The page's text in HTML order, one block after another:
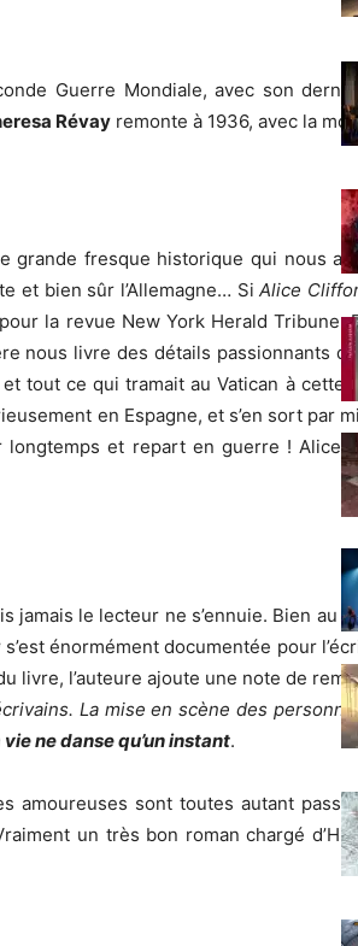
Guerre Mondiale, avec son
Révay remonte à 1936, avec la
grande fresque historique qui nous
et bien sûr l’Allemagne… SiAlice
la revue New York Herald Tribune.
nous livre des détails passionnants
tout ce qui tramait au Vatican à cette
en Espagne, et s’en sort par
longtemps et repart en guerre ! Alice
jamais le lecteur ne s’ennuie. Bien au
s’est énormément documentée pour
livre, l’auteure ajoute une note de
La mise en scène des
vie ne danse qu’un instant.
amoureuses sont toutes autant
un très bon roman chargé